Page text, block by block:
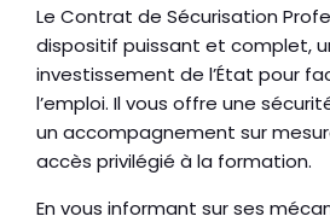
Le Contrat de Sécurisation
dispositif puissant et complet,
investissement de l’État pour
l’emploi. Il vous offre une
un accompagnement sur
accès privilégié à la formation.
En vous informant sur ses